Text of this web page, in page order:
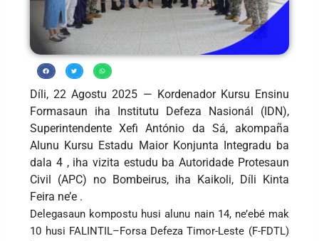
Díli, 22 Agostu 2025 — Kordenador Kursu Ensinu
Formasaun iha Institutu Defeza Nasionál (IDN),
Superintendente Xefi António da Sá, akompaña
Alunu Kursu Estadu Maior Konjunta Integradu ba
dala 4 , iha vizita estudu ba Autoridade Protesaun
Civil (APC) no Bombeirus, iha Kaikoli, Díli Kinta
Feira ne’e .
Delegasaun kompostu husi alunu nain 14, ne’ebé mak
10 husi FALINTIL–Forsa Defeza Timor-Leste (F-FDTL)